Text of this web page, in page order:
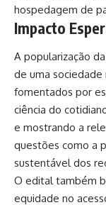
hospedagem de
Impacto
A popularização
de uma
fomentados por
ciência do
e mostrando a
questões como a
sustentável dos
O edital também
equidade no